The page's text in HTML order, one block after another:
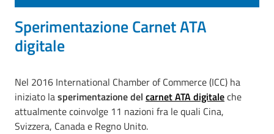
Sperimentazione Carnet ATA
digitale
Nel 2016 International Chamber of Commerce (ICC) ha
iniziato lasperimentazione del carnet ATA digitaleche
attualmente coinvolge 11 nazioni fra le quali Cina,
Svizzera, Canada e Regno Unito.